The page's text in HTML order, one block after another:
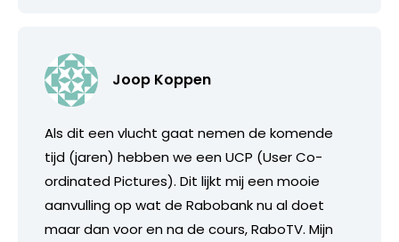
Joop Koppen
Als dit een vlucht gaat nemen de komende
tijd (jaren) hebben we een UCP (User Co-
ordinated Pictures). Dit lijkt mij een mooie
aanvulling op wat de Rabobank nu al doet
maar dan voor en na de cours, RaboTV. Mijn